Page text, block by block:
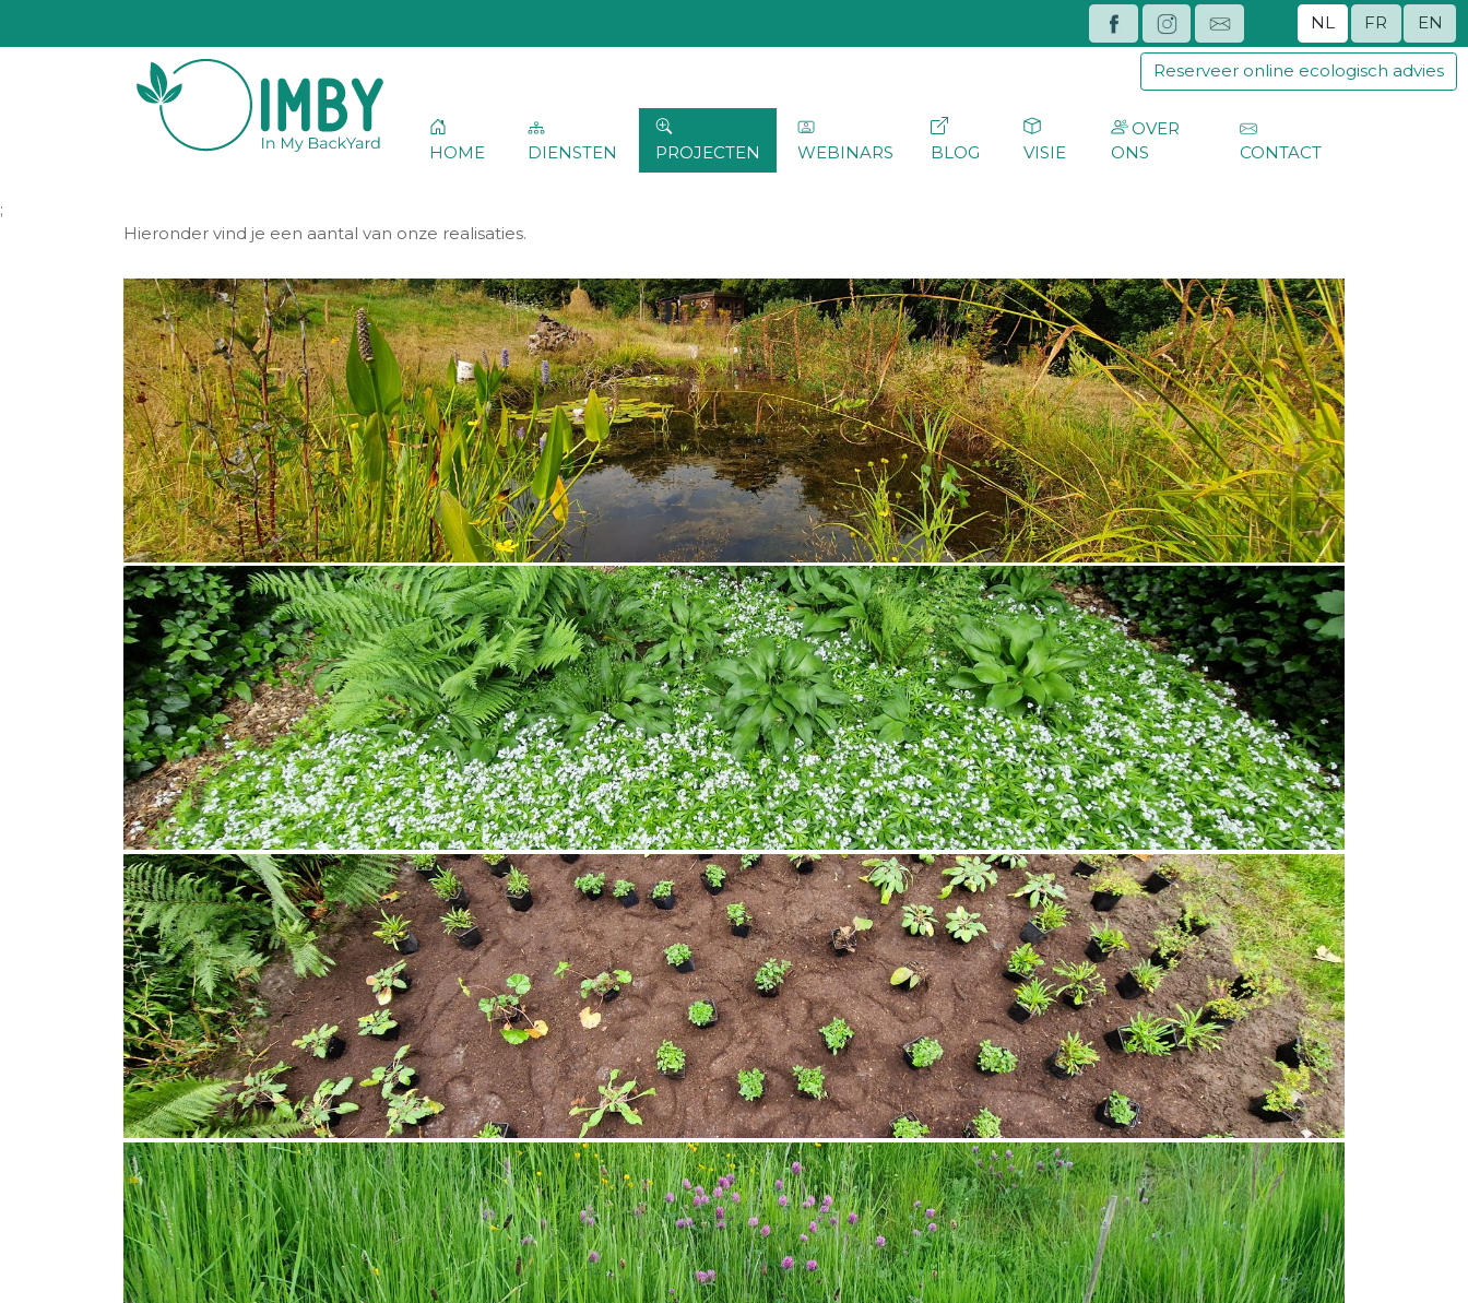
NL FR EN
Reserveer online ecologisch advies
HOME DIENSTEN PROJECTEN WEBINARS BLOG VISIE
OVER
ONS
CONTACT
;
Hieronder vind je een aantal van onze realisaties.